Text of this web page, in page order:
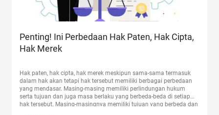
Penting! Ini Perbedaan Hak Paten, Hak Cipta,
Hak Merek
Hak paten, hak cipta, hak merek meskipun sama-sama termasuk
dalam hak akan tetapi hak tersebut memiliki berbagai perbedaan
yang mendasar. Masing-masing memiliki perlindungan hukum
serta tujuan dan juga masa berlaku yang berbeda-beda di setiap
hak tersebut. Masing-masingnya memiliki tujuan yang berbeda dan